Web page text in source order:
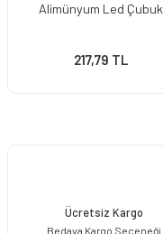
Alimünyum Led Çubuk
217,79 TL
Ücretsiz Kargo
Bedava Kargo Seçeneği